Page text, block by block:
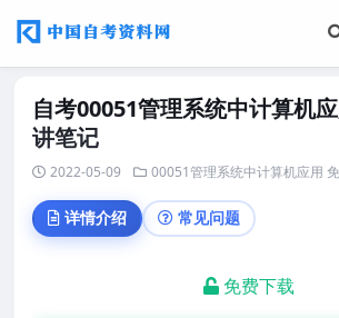
自考00051管理系统中计算机
讲笔记
2022-05-09 00051管理系统中计算机应用
详情介绍 常见问题
免费下载